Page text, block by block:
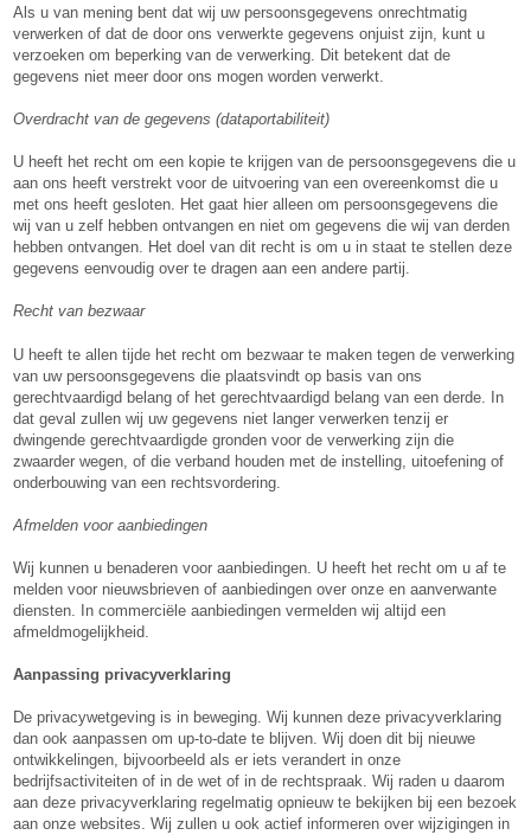
Als u van mening bent dat wij uw persoonsgegevens onrechtmatig
verwerken of dat de door ons verwerkte gegevens onjuist zijn, kunt u
verzoeken om beperking van de verwerking. Dit betekent dat de
gegevens niet meer door ons mogen worden verwerkt.
Overdracht van de gegevens (dataportabiliteit)
U heeft het recht om een kopie te krijgen van de persoonsgegevens die u
aan ons heeft verstrekt voor de uitvoering van een overeenkomst die u
met ons heeft gesloten. Het gaat hier alleen om persoonsgegevens die
wij van u zelf hebben ontvangen en niet om gegevens die wij van derden
hebben ontvangen. Het doel van dit recht is om u in staat te stellen deze
gegevens eenvoudig over te dragen aan een andere partij.
Recht van bezwaar
U heeft te allen tijde het recht om bezwaar te maken tegen de verwerking
van uw persoonsgegevens die plaatsvindt op basis van ons
gerechtvaardigd belang of het gerechtvaardigd belang van een derde. In
dat geval zullen wij uw gegevens niet langer verwerken tenzij er
dwingende gerechtvaardigde gronden voor de verwerking zijn die
zwaarder wegen, of die verband houden met de instelling, uitoefening of
onderbouwing van een rechtsvordering.
Afmelden voor aanbiedingen
Wij kunnen u benaderen voor aanbiedingen. U heeft het recht om u af te
melden voor nieuwsbrieven of aanbiedingen over onze en aanverwante
diensten. In commerciële aanbiedingen vermelden wij altijd een
afmeldmogelijkheid.
Aanpassing privacyverklaring
De privacywetgeving is in beweging. Wij kunnen deze privacyverklaring
dan ook aanpassen om up-to-date te blijven. Wij doen dit bij nieuwe
ontwikkelingen, bijvoorbeeld als er iets verandert in onze
bedrijfsactiviteiten of in de wet of in de rechtspraak. Wij raden u daarom
aan deze privacyverklaring regelmatig opnieuw te bekijken bij een bezoek
aan onze websites. Wij zullen u ook actief informeren over wijzigingen in